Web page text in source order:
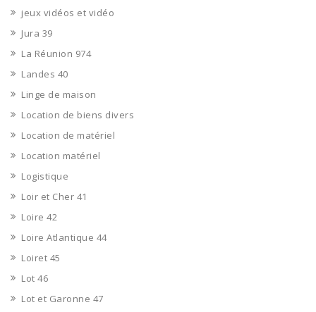
jeux vidéos et vidéo
Jura 39
La Réunion 974
Landes 40
Linge de maison
Location de biens divers
Location de matériel
Location matériel
Logistique
Loir et Cher 41
Loire 42
Loire Atlantique 44
Loiret 45
Lot 46
Lot et Garonne 47